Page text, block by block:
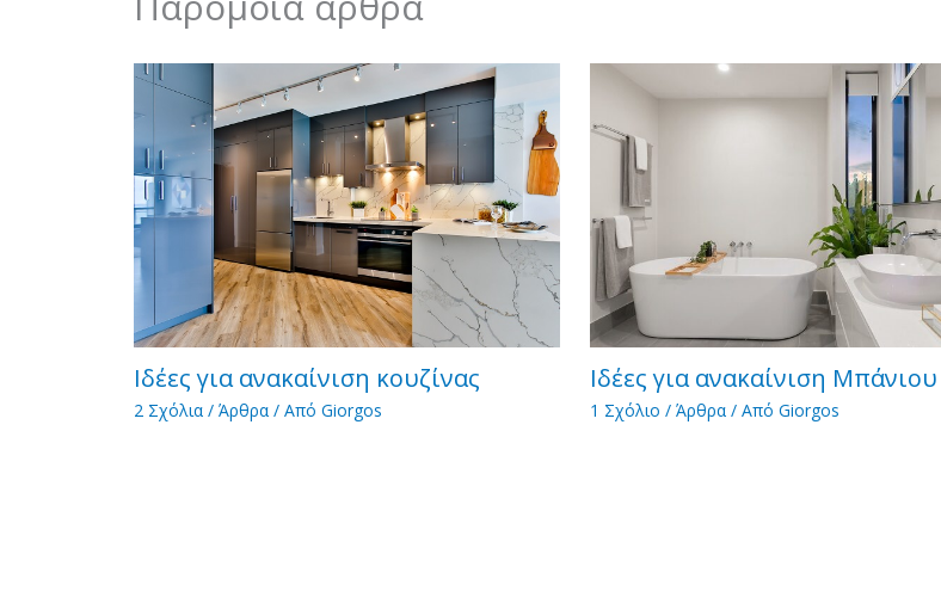
Ιδέες για ανακαίνιση κουζίνας
2 Σχόλια / Άρθρα / Από Giorgos
Ιδέες για ανακαίνιση Μπάνιου
1 Σχόλιο / Άρθρα/ Από Giorgos